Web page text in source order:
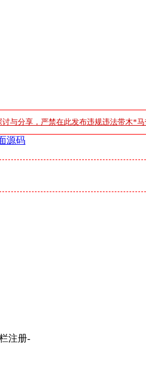
与分享，严禁在此发布违规违法带木*
源码
注册-